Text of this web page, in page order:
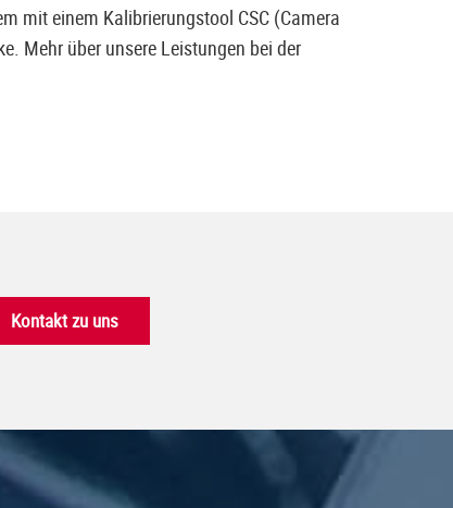
mit einem Kalibrierungstool CSC (Camera
Mehr über unsere Leistungen bei der
Kontakt zu uns